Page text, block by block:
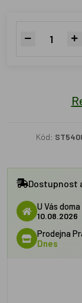
Kód:
Dostupnost
U Vás doma
10.08.2026
Prodejna
Dnes